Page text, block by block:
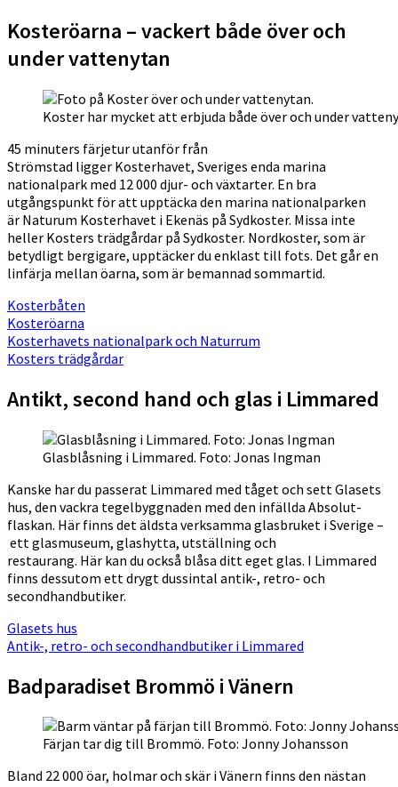
Kosteröarna – vackert både över och
under vattenytan
Koster har mycket att erbjuda både över och under
45 minuters färjetur utanför från
Strömstad ligger Kosterhavet, Sveriges enda marina
nationalpark med 12 000 djur- och växtarter. En bra
utgångspunkt för att upptäcka den marina nationalparken
är Naturum Kosterhavet i Ekenäs på Sydkoster. Missa inte
heller Kosters trädgårdar på Sydkoster. Nordkoster, som är
betydligt bergigare, upptäcker du enklast till fots. Det går en
linfärja mellan öarna, som är bemannad sommartid.
Kosterbåten
Kosteröarna
Kosterhavets nationalpark och Naturrum
Kosters trädgårdar
Antikt, second hand och glas i Limmared
Glasblåsning i Limmared. Foto: Jonas Ingman
Kanske har du passerat Limmared med tåget och sett Glasets
hus, den vackra tegelbyggnaden med den infällda Absolut-
flaskan. Här finns det äldsta verksamma glasbruket i Sverige –
ett glasmuseum, glashytta, utställning och
restaurang. Här kan du också blåsa ditt eget glas. I Limmared
finns dessutom ett drygt dussintal antik-, retro- och
secondhandbutiker.
Glasets hus
Antik-, retro- och secondhandbutiker i Limmared
Badparadiset Brommö i Vänern
Färjan tar dig till Brommö. Foto: Jonny Johansson
Bland 22 000 öar, holmar och skär i Vänern finns den nästan